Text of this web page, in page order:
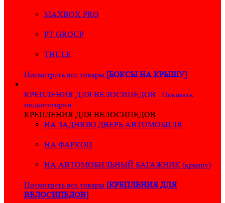
MAXBOX PRO
PT GROUP
THULE
Посмотреть все товары [БОКСЫ НА КРЫШУ]
КРЕПЛЕНИЯ ДЛЯ ВЕЛОСИПЕДОВ
Показать
подкатегории
КРЕПЛЕНИЯ ДЛЯ ВЕЛОСИПЕДОВ
НА ЗАДНЮЮ ДВЕРЬ АВТОМОБИЛЯ
НА ФАРКОП
НА АВТОМОБИЛЬНЫЙ БАГАЖНИК (крышу)
Посмотреть все товары [КРЕПЛЕНИЯ ДЛЯ
ВЕЛОСИПЕДОВ]